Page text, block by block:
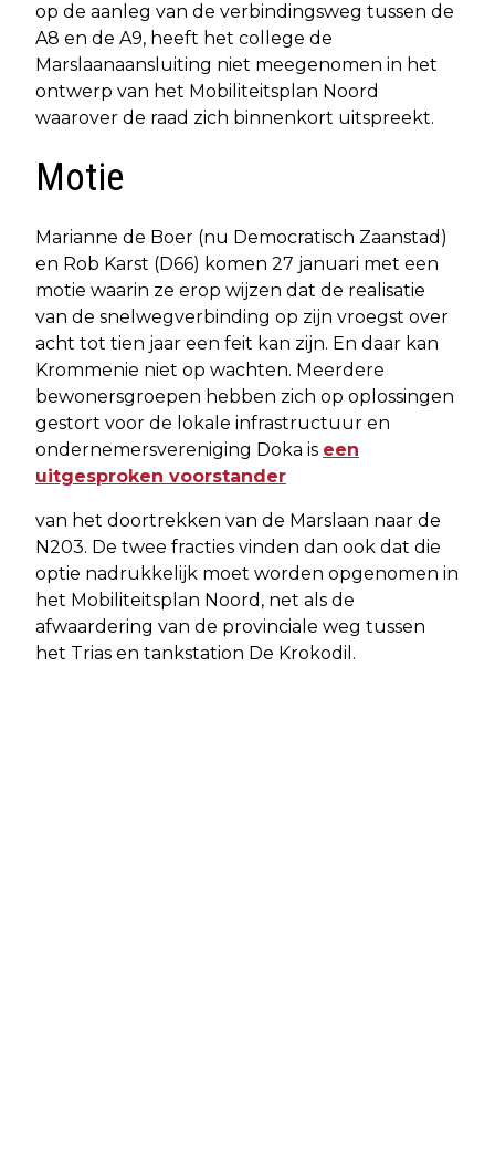
op de aanleg van de verbindingsweg tussen de
A8 en de A9, heeft het college de
Marslaanaansluiting niet meegenomen in het
ontwerp van het Mobiliteitsplan Noord
waarover de raad zich binnenkort uitspreekt.
Motie
Marianne de Boer (nu Democratisch Zaanstad)
en Rob Karst (D66) komen 27 januari met een
motie waarin ze erop wijzen dat de realisatie
van de snelwegverbinding op zijn vroegst over
acht tot tien jaar een feit kan zijn. En daar kan
Krommenie niet op wachten. Meerdere
bewonersgroepen hebben zich op oplossingen
gestort voor de lokale infrastructuur en
ondernemersvereniging Doka is een
uitgesproken voorstander
van het doortrekken van de Marslaan naar de
N203. De twee fracties vinden dan ook dat die
optie nadrukkelijk moet worden opgenomen in
het Mobiliteitsplan Noord, net als de
afwaardering van de provinciale weg tussen
het Trias en tankstation De Krokodil.